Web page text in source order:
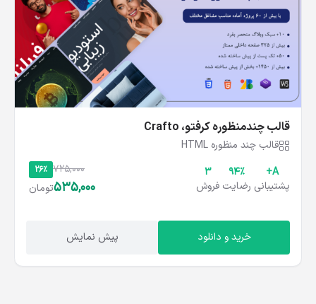
قالب چندمنظوره کرفتو، Crafto
قالب چند منظوره HTML
A+
پشتیبانی
۹۴%
رضایت
3
فروش
26% 725,000
535,000تومان
خرید و دانلود پیش نمایش